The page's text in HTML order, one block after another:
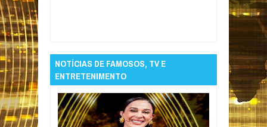
NOTÍCIAS DE FAMOSOS, TV E
ENTRETENIMENTO